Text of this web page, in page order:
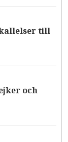
till
och